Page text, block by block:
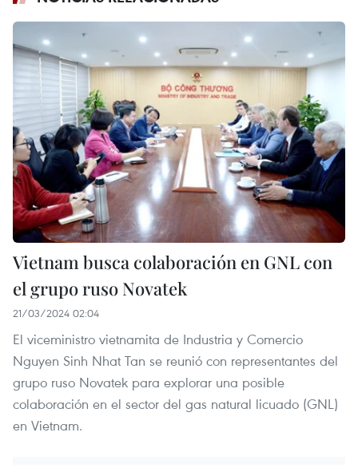
Vietnam busca colaboración en GNL con
el grupo ruso Novatek
21/03/2024 02:04
El viceministro vietnamita de Industria y Comercio
Nguyen Sinh Nhat Tan se reunió con representantes del
grupo ruso Novatek para explorar una posible
colaboración en el sector del gas natural licuado (GNL)
en Vietnam.